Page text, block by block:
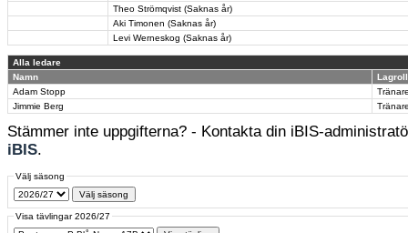
Theo Strömqvist (Saknas år)
Aki Timonen (Saknas år)
Levi Werneskog (Saknas år)
Alla ledare
Namn
Lagroll
Adam Stopp
Jimmie Berg
Stämmer inte uppgifterna? - Kontakta din iBIS-
iBIS.
Välj säsong
Visa tävlingar 2026/27